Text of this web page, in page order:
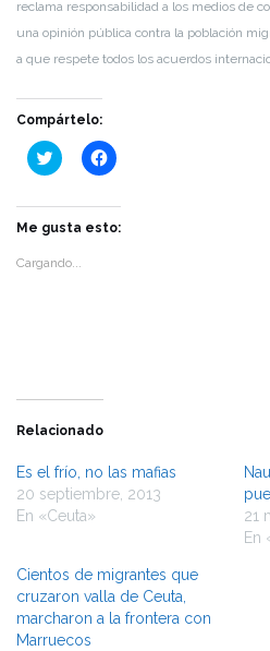
reclama responsabilidad a los medios de
una opinión pública contra la población
a que respete todos los acuerdos
Compártelo:
Haz
clic
en
Twitter
abre
en
Haz
clic
en
Facebook
Me gusta esto:
Cargando...
Relacionado
Es el frío, no las mafias
20 septiembre, 2013
En «Ceuta»
21
En
Cientos de migrantes que
cruzaron valla de Ceuta,
marcharon a la frontera con
Marruecos